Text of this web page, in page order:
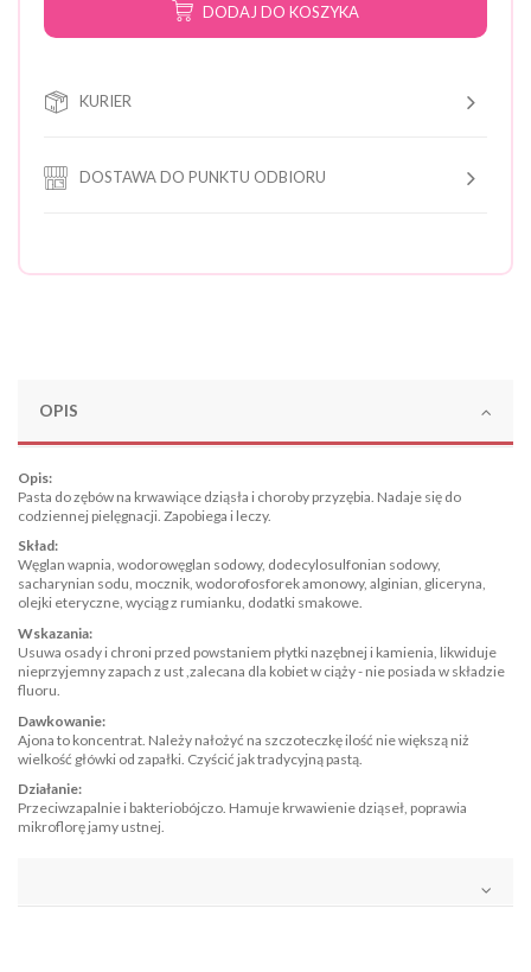
DODAJ DO KOSZYKA
KURIER
DOSTAWA DO PUNKTU ODBIORU
OPIS
Opis:
Pasta do zębów na krwawiące dziąsła i choroby przyzębia. Nadaje się do
codziennej pielęgnacji. Zapobiega i leczy.
Skład:
Węglan wapnia, wodorowęglan sodowy, dodecylosulfonian sodowy,
sacharynian sodu, mocznik, wodorofosforek amonowy, alginian, gliceryna,
olejki eteryczne, wyciąg z rumianku, dodatki smakowe.
Wskazania:
Usuwa osady i chroni przed powstaniem płytki nazębnej i kamienia, likwiduje
nieprzyjemny zapach z ust ,zalecana dla kobiet w ciąży - nie posiada w składzie
fluoru.
Dawkowanie:
Ajona to koncentrat. Należy nałożyć na szczoteczkę ilość nie większą niż
wielkość główki od zapałki. Czyścić jak tradycyjną pastą.
Działanie:
Przeciwzapalnie i bakteriobójczo. Hamuje krwawienie dziąseł, poprawia
mikroflorę jamy ustnej.